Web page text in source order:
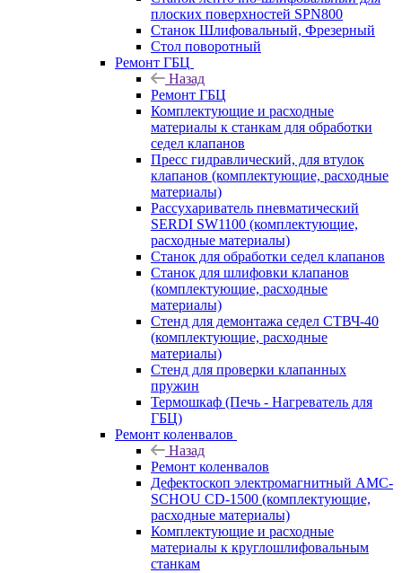
плоских поверхностей SPN800
Станок Шлифовальный, Фрезерный
Стол поворотный
Ремонт ГБЦ
Назад
Ремонт ГБЦ
Комплектующие и расходные
материалы к станкам для обработки
седел клапанов
Пресс гидравлический, для втулок
клапанов (комплектующие, расходные
материалы)
Рассухариватель пневматический
SERDI SW1100 (комплектующие,
расходные материалы)
Станок для обработки седел клапанов
Станок для шлифовки клапанов
(комплектующие, расходные
материалы)
Стенд для демонтажа седел СТВЧ-40
(комплектующие, расходные
материалы)
Стенд для проверки клапанных
пружин
Термошкаф (Печь - Нагреватель для
ГБЦ)
Ремонт коленвалов
Назад
Ремонт коленвалов
Дефектоскоп электромагнитный AMC-
SCHOU CD-1500 (комплектующие,
расходные материалы)
Комплектующие и расходные
материалы к круглошлифовальным
станкам